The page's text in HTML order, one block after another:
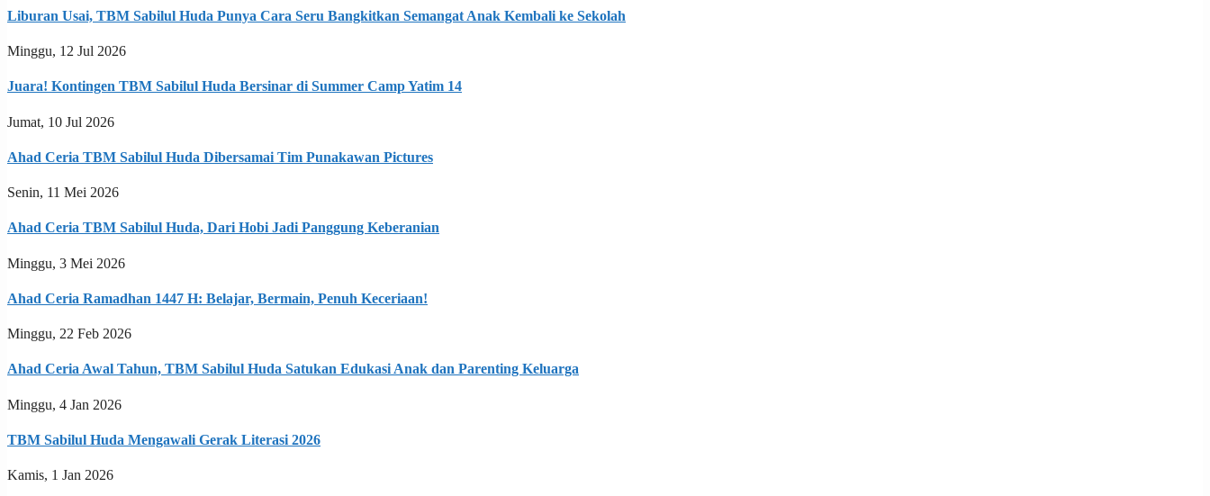
Liburan Usai, TBM Sabilul Huda Punya Cara Seru Bangkitkan Semangat Anak Kembali ke Sekolah
Minggu, 12 Jul 2026
Juara! Kontingen TBM Sabilul Huda Bersinar di Summer Camp Yatim 14
Jumat, 10 Jul 2026
Ahad Ceria TBM Sabilul Huda Dibersamai Tim Punakawan Pictures
Senin, 11 Mei 2026
Ahad Ceria TBM Sabilul Huda, Dari Hobi Jadi Panggung Keberanian
Minggu, 3 Mei 2026
Ahad Ceria Ramadhan 1447 H: Belajar, Bermain, Penuh Keceriaan!
Minggu, 22 Feb 2026
Ahad Ceria Awal Tahun, TBM Sabilul Huda Satukan Edukasi Anak dan Parenting Keluarga
Minggu, 4 Jan 2026
TBM Sabilul Huda Mengawali Gerak Literasi 2026
Kamis, 1 Jan 2026